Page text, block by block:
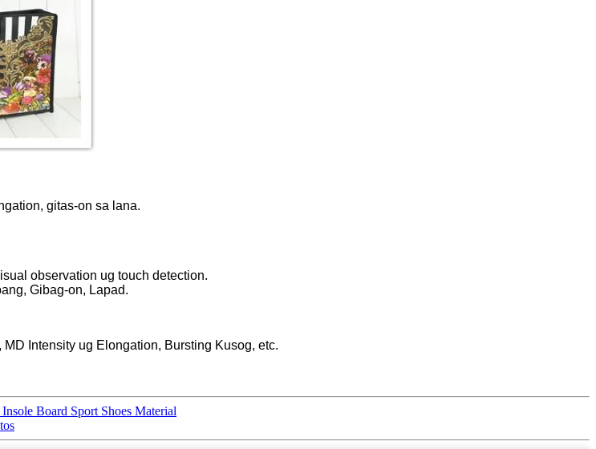
gitas-on sa lana.
observation ug touch detection.
Gibag-on, Lapad.
Intensity ug Elongation, Bursting Kusog, etc.
Board Sport Shoes Material